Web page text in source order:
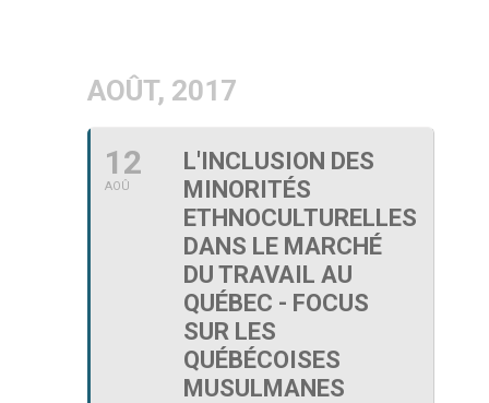
AOÛT, 2017
12
AOÛ
L'INCLUSION DES
MINORITÉS
ETHNOCULTURELLES
DANS LE MARCHÉ
DU TRAVAIL AU
QUÉBEC - FOCUS
SUR LES
QUÉBÉCOISES
MUSULMANES